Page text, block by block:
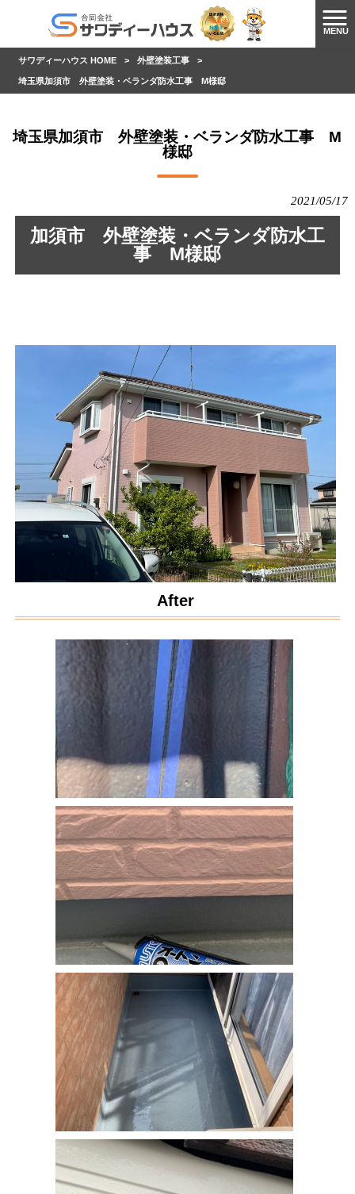
MENU
サワディーハウス HOME > 外壁塗装工事 >
埼玉県加須市 外壁塗装・ベランダ防水工事 M様邸
埼玉県加須市 外壁塗装・ベランダ防水工事 M
様邸
2021/05/17
加須市 外壁塗装・ベランダ防水工
事 M様邸
After